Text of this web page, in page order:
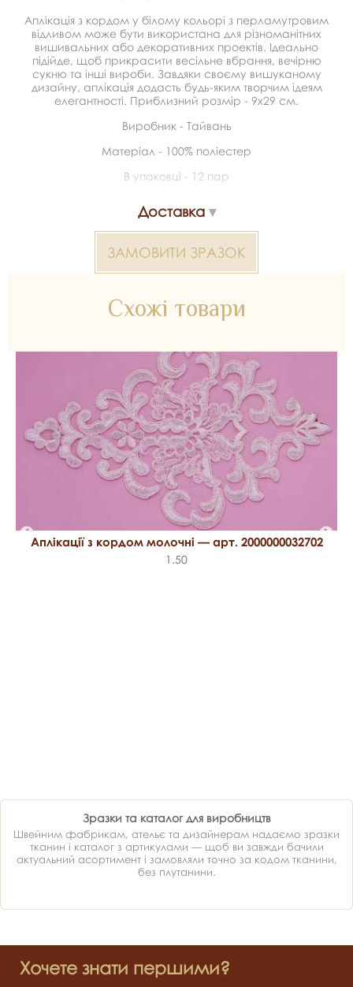
Аплікація з кордом у білому кольорі з перламутровим
відливом може бути використана для різноманітних
вишивальних або декоративних проектів. Ідеально
підійде, щоб прикрасити весільне вбрання, вечірню
сукню та інші вироби. Завдяки своєму вишуканому
дизайну, аплікація додасть будь-яким творчим ідеям
елегантності. Приблизний розмір - 9х29 см.
Виробник - Тайвань
Матеріал - 100% поліестер
В упаковці - 12 пар
Доставка
ЗАМОВИТИ ЗРАЗОК
Схожі товари
Аплікації з кордом молочні — арт. 2000000032702
1.50
Зразки та каталог для виробництв
Швейним фабрикам, ательє та дизайнерам надаємо зразки
тканин і каталог з артикулами — щоб ви завжди бачили
актуальний асортимент і замовляли точно за кодом тканини,
без плутанини.
Хочете знати першими?